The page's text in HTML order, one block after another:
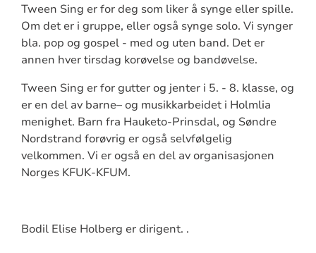
Tween Sing er for deg som liker å synge eller spille.
Om det er i gruppe, eller også synge solo. Vi synger
bla. pop og gospel - med og uten band. Det er
annen hver tirsdag korøvelse og bandøvelse.
Tween Sing er for gutter og jenter i 5. - 8. klasse, og
er en del av barne– og musikkarbeidet i Holmlia
menighet. Barn fra Hauketo-Prinsdal, og Søndre
Nordstrand forøvrig er også selvfølgelig
velkommen. Vi er også en del av organisasjonen
Norges KFUK-KFUM.
Bodil Elise Holberg er dirigent. .